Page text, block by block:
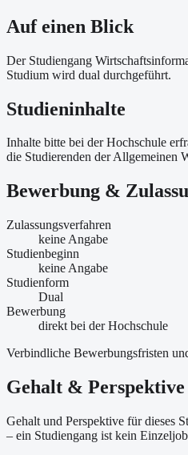
Auf einen Blick
Der Studiengang
Studium wird dual durchgeführt.
Studieninhalte
Inhalte bitte bei der Hochschule
die Studierenden der Allgemeinen
Bewerbung &
Zulassungsverfahren
keine Angabe
Studienbeginn
keine Angabe
Studienform
Dual
Bewerbung
direkt bei der Hochschule
Verbindliche Bewerbungsfristen
Gehalt & Perspektive
Gehalt und Perspektive für dieses
– ein Studiengang ist kein